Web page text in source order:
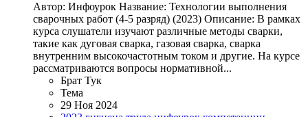
Автор: Инфоурок Название: Технологии выполнения
сварочных работ (4-5 разряд) (2023) Описание: В рамках
курса слушатели изучают различные методы сварки,
такие как дуговая сварка, газовая сварка, сварка
внутренним высокочастотным током и другие. На курсе
рассматриваются вопросы нормативной...
Брат Тук
Тема
29 Ноя 2024